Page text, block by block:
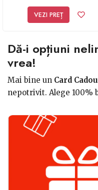
VEZI PREȚ
Dă-i opțiuni
vrea!
Mai bine un Card Cadou
nepotrivit. Alege 100%